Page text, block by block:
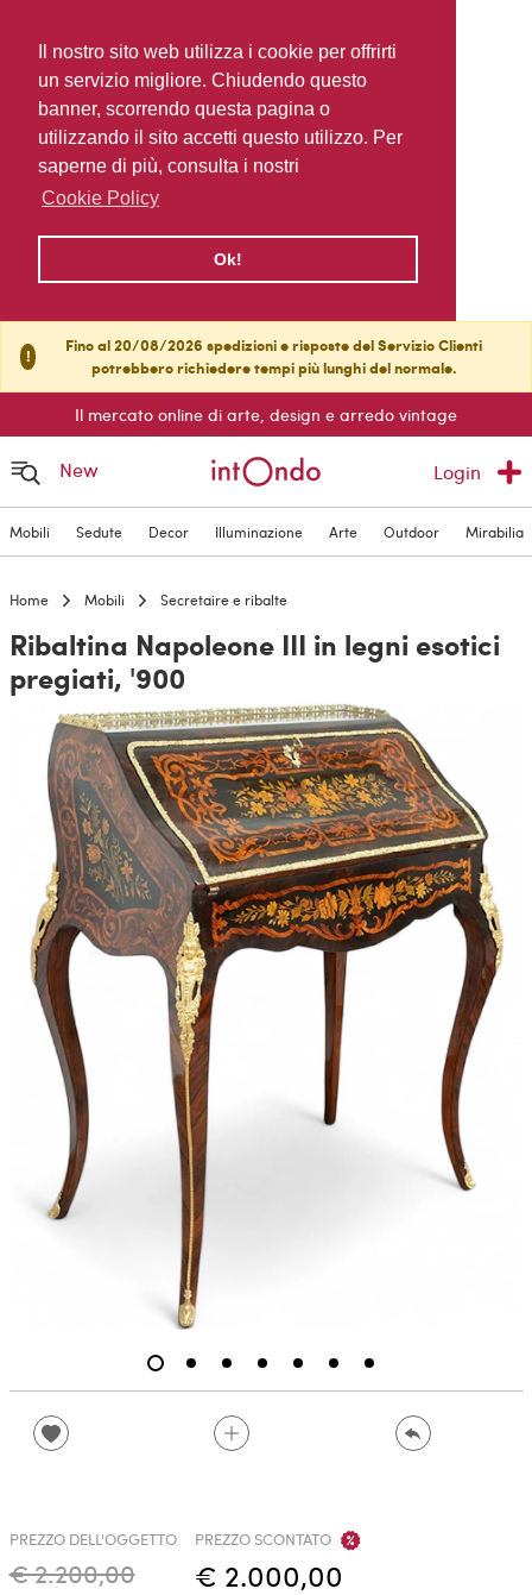
Il nostro sito web utilizza i cookie per offrirti
un servizio migliore. Chiudendo questo
banner, scorrendo questa pagina o
utilizzando il sito accetti questo utilizzo. Per
saperne di più, consulta i nostri
Cookie Policy
Ok!
!
Fino al 20/08/2026 spedizioni e risposte del Servizio Clienti
potrebbero richiedere tempi più lunghi del normale.
Il mercato online di arte, design e arredo vintage
New Login
Mobili Sedute Decor Illuminazione Arte Outdoor Mirabilia
Home Mobili Secretaire e ribalte
Ribaltina Napoleone III in legni esotici
pregiati, '900
PREZZO DELL'OGGETTO
€ 2.200,00
PREZZO SCONTATO
€ 2.000,00